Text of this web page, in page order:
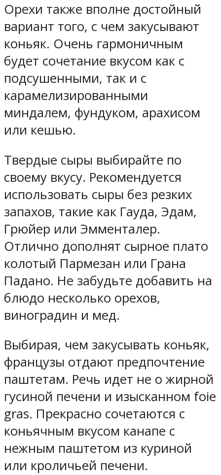
Орехи также вполне достойный
вариант того, с чем закусывают
коньяк. Очень гармоничным
будет сочетание вкусом как с
подсушенными, так и с
карамелизированными
миндалем, фундуком, арахисом
или кешью.
Твердые сыры выбирайте по
своему вкусу. Рекомендуется
использовать сыры без резких
запахов, такие как Гауда, Эдам,
Грюйер или Эмменталер.
Отлично дополнят сырное плато
колотый Пармезан или Грана
Падано. Не забудьте добавить на
блюдо несколько орехов,
виноградин и мед.
Выбирая, чем закусывать коньяк,
французы отдают предпочтение
паштетам. Речь идет не о жирной
гусиной печени и изысканном foie
gras. Прекрасно сочетаются с
коньячным вкусом канапе с
нежным паштетом из куриной
или кроличьей печени.